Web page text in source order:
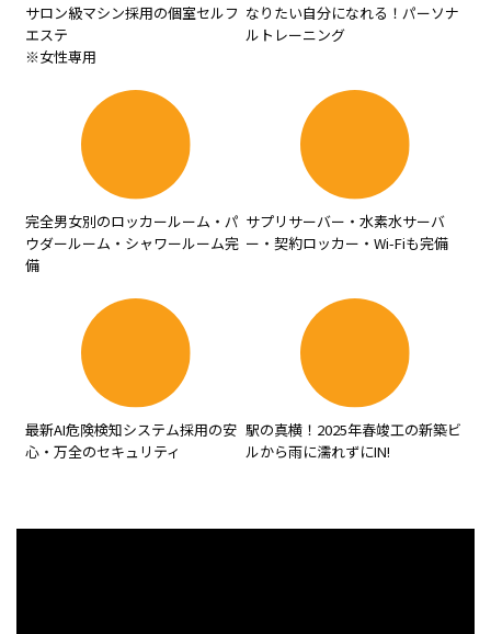
サロン級マシン採用の個室セルフ
エステ
※女性専用
なりたい自分になれる！パーソナ
ルトレーニング
完全男女別のロッカールーム・パ
ウダールーム・シャワールーム完
備
サプリサーバー・水素水サーバ
ー・契約ロッカー・Wi-Fiも完備
最新AI危険検知システム採用の安
心・万全のセキュリティ
駅の真横！2025年春竣工の新築ビ
ルから雨に濡れずにIN!